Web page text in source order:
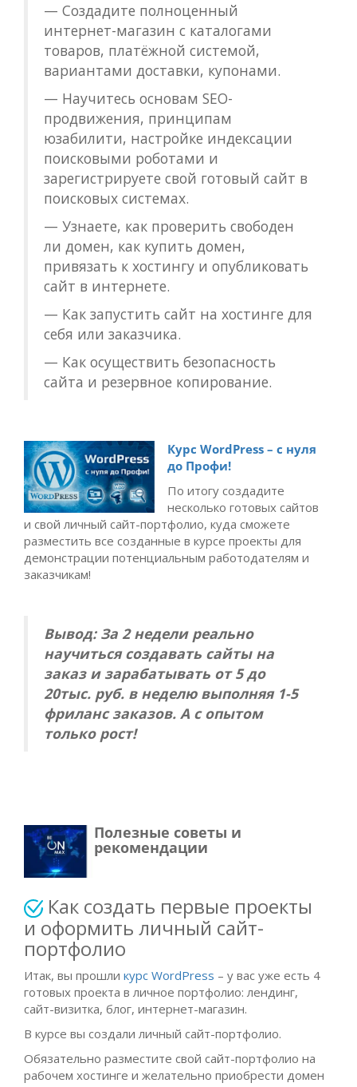
— Создадите полноценный
интернет-магазин с каталогами
товаров, платёжной системой,
вариантами доставки, купонами.
— Научитесь основам SEO-
продвижения, принципам
юзабилити, настройке индексации
поисковыми роботами и
зарегистрируете свой готовый сайт в
поисковых системах.
— Узнаете, как проверить свободен
ли домен, как купить домен,
привязать к хостингу и опубликовать
сайт в интернете.
— Как запустить сайт на хостинге для
себя или заказчика.
— Как осуществить безопасность
сайта и резервное копирование.
Курс WordPress – с нуля
до Профи!
По итогу создадите
несколько готовых сайтов
и свой личный сайт-портфолио, куда сможете
разместить все созданные в курсе проекты для
демонстрации потенциальным работодателям и
заказчикам!
Вывод: За 2 недели реально
научиться создавать сайты на
заказ и зарабатывать от 5 до
20тыс. руб. в неделю выполняя 1-5
фриланс заказов. А с опытом
только рост!
Полезные советы и
рекомендации
Как создать первые проекты
и оформить личный сайт-
портфолио
Итак, вы прошли курс WordPress – у вас уже есть 4
готовых проекта в личное портфолио: лендинг,
сайт-визитка, блог, интернет-магазин.
В курсе вы создали личный сайт-портфолио.
Обязательно разместите свой сайт-портфолио на
рабочем хостинге и желательно приобрести домен